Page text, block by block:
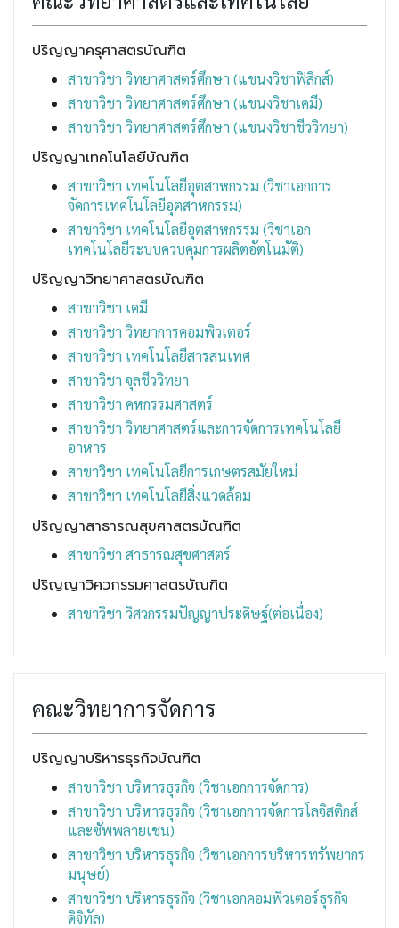
ปริญญาครุศาสตรบัณฑิต
สาขาวิชา วิทยาศาสตร์ศึกษา (แขนงวิชาฟิสิกส์)
สาขาวิชา วิทยาศาสตร์ศึกษา (แขนงวิชาเคมี)
สาขาวิชา วิทยาศาสตร์ศึกษา (แขนงวิชาชีววิทยา)
ปริญญาเทคโนโลยีบัณฑิต
สาขาวิชา เทคโนโลยีอุตสาหกรรม (วิชาเอกการ
จัดการเทคโนโลยีอุตสาหกรรม)
สาขาวิชา เทคโนโลยีอุตสาหกรรม (วิชาเอก
เทคโนโลยีระบบควบคุมการผลิตอัตโนมัติ)
ปริญญาวิทยาศาสตรบัณฑิต
สาขาวิชา เคมี
สาขาวิชา วิทยาการคอมพิวเตอร์
สาขาวิชา เทคโนโลยีสารสนเทศ
สาขาวิชา จุลชีววิทยา
สาขาวิชา คหกรรมศาสตร์
สาขาวิชา วิทยาศาสตร์และการจัดการเทคโนโลยี
อาหาร
สาขาวิชา เทคโนโลยีการเกษตรสมัยใหม่
สาขาวิชา เทคโนโลยีสิ่งแวดล้อม
ปริญญาสาธารณสุขศาสตรบัณฑิต
สาขาวิชา สาธารณสุขศาสตร์
ปริญญาวิศวกรรมศาสตรบัณฑิต
สาขาวิชา วิศวกรรมปัญญาประดิษฐ์(ต่อเนื่อง)
คณะวิทยาการจัดการ
ปริญญาบริหารธุรกิจบัณฑิต
สาขาวิชา บริหารธุรกิจ (วิชาเอกการจัดการ)
สาขาวิชา บริหารธุรกิจ (วิชาเอกการจัดการโลจิสติกส์
และซัพพลายเชน)
สาขาวิชา บริหารธุรกิจ (วิชาเอกการบริหารทรัพยากร
มนุษย์)
สาขาวิชา บริหารธุรกิจ (วิชาเอกคอมพิวเตอร์ธุรกิจ
ดิจิทัล)